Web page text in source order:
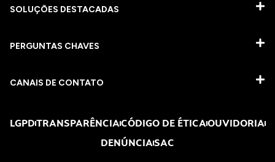
SOLUÇÕES DESTACADAS
PERGUNTAS CHAVES​
CANAIS DE CONTATO
LGPDTRANSPARÊNCIACÓDIGO DE ÉTICAOUVIDORIA
DENÚNCIASAC